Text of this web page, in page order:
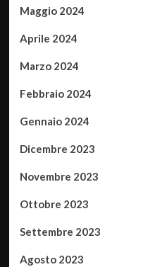
Maggio 2024
Aprile 2024
Marzo 2024
Febbraio 2024
Gennaio 2024
Dicembre 2023
Novembre 2023
Ottobre 2023
Settembre 2023
Agosto 2023